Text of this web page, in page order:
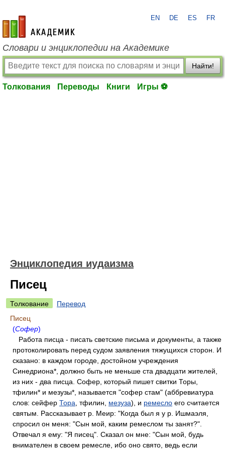
academic.ru
EN DE ES FR
Словари и энциклопедии на Академике
Найти!
Толкования Переводы Книги Игры ⚽
Энциклопедия иудаизма
Писец
Толкование
Перевод
Писец
(Софер)
Работа писца - писать светские письма и документы, а также
протоколировать перед судом заявления тяжущихся сторон. И
сказано: в каждом городе, достойном учреждения
Синедриона*, должно быть не меньше ста двадцати жителей,
из них - два писца. Софер, который пишет свитки Торы,
тфилин* и мезузы*, называется "софер стам" (аббревиатура
слов: сейфер Тора , тфилин, мезуза), и ремесло его считается
святым. Рассказывает р. Меир: "Когда был я у р. Ишмаэля,
спросил он меня: "Сын мой, каким ремеслом ты занят?".
Отвечал я ему: "Я писец". Сказал он мне: "Сын мой, будь
внимателен в своем ремесле, ибо оно свято, ведь если